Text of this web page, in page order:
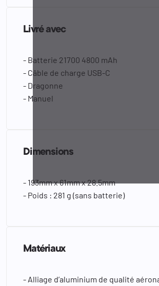
Livré avec
- Batterie 21700 4800 mAh
- Câble de charge USB-C
- Dragonne
- Manuel
Dimensions
- 193mm x 61mm x 28.5mm
- Poids : 281 g (sans batterie)
Matériaux
- Alliage d’aluminium de qualité